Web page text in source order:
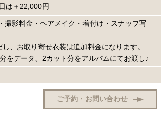
＋22,000円
撮影料金・ヘアメイク・着付け・スナップ写
、お取り寄せ衣装は追加料金になります。
をデータ、2カット分をアルバムにてお渡し♪
ご予約・お問い合わせ